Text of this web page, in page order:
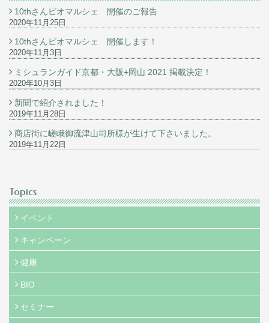
10thさんビオマルシェ 開催のご報告
2020年11月25日
10thさんビオマルシェ 開催します！
2020年11月3日
ミシュランガイド京都・大阪+岡山 2021 掲載決定！
2020年10月3日
新聞で紹介されました！
2019年11月28日
商店街に嵯峨御流津山司所様が生けて下さいました。
2019年11月22日
Topics
イベント
キャンペーン
健康
BIO
セミナー